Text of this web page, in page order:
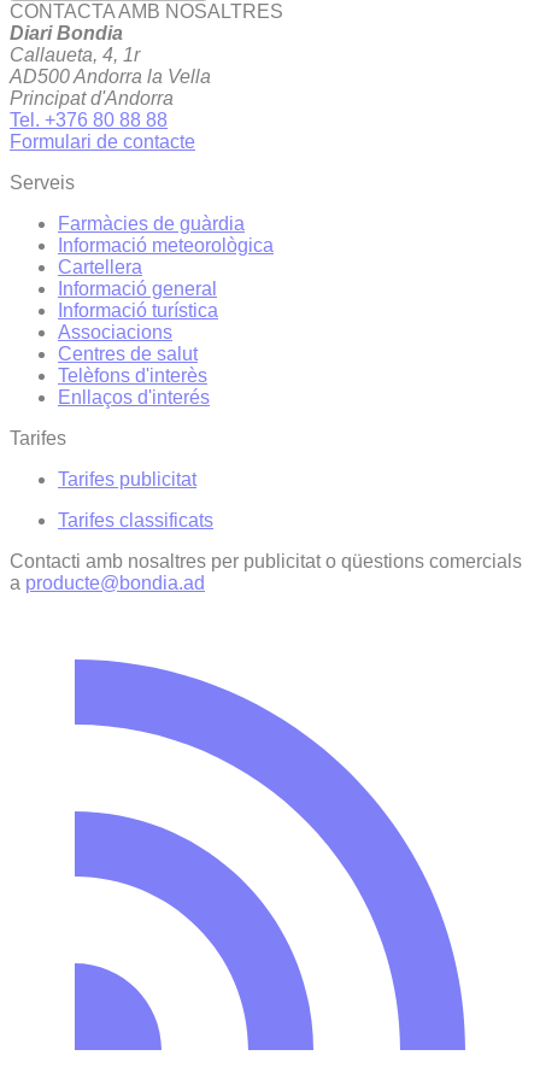
CONTACTA AMB NOSALTRES
Diari Bondia
Callaueta, 4, 1r
AD500 Andorra la Vella
Principat d'Andorra
Tel. +376 80 88 88
Formulari de contacte
Serveis
Farmàcies de guàrdia
Informació meteorològica
Cartellera
Informació general
Informació turística
Associacions
Centres de salut
Telèfons d'interès
Enllaços d'interés
Tarifes
Tarifes publicitat
Tarifes classificats
Contacti amb nosaltres per publicitat o qüestions comercials
a producte@bondia.ad